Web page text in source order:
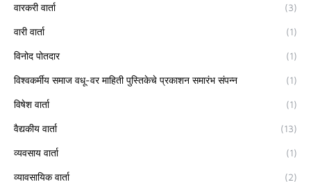
वारकरी वार्ता (3)
वारी वार्ता (1)
विनोद पोतदार (1)
विश्वकर्मीय समाज वधू-वर माहिती पुस्तिकेचे प्रकाशन समारंभ संपन्न (1)
विषेश वार्ता (1)
वैद्यकीय वार्ता (13)
व्यवसाय वार्ता (1)
व्यावसायिक वार्ता (2)